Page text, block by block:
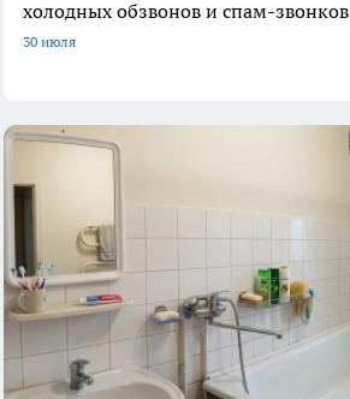
холодных обзвонов и спам-звонков
30 июля